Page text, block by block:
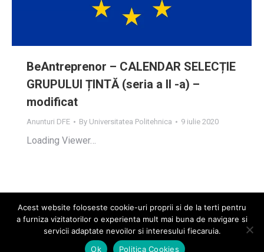
BeAntreprenor – CALENDAR SELECȚIE
GRUPULUI ȚINTĂ (seria a II -a) –
modificat
Anunturi DFE By Universitatea Politehnica 9 iulie 2020
Loading Viewer…
2026 © Universitatea POLITEHNICA București
Acest website foloseste cookie-uri proprii si de la terti pentru
a furniza vizitatorilor o experienta mult mai buna de navigare si
servicii adaptate nevoilor si interesului fiecaruia.
Ok
Politica Cookies